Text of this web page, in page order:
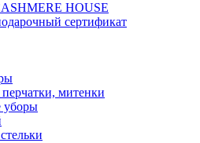
HOUSE
сертификат
митенки
уборы